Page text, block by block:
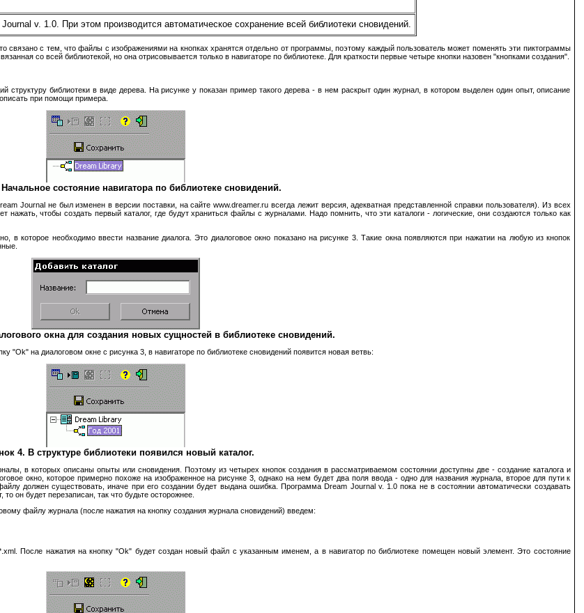
v. 1.0. При этом производится автоматическое сохранение всей библиотеки сновидений.
связано с тем, что файлы с изображениями на кнопках хранятся отдельно от программы, поэтому каждый пользователь может поменять эти пиктограммы
со всей библиотекой, но она отрисовывается только в навигаторе по библиотеке. Для краткости первые четыре кнопки назовен "кнопками создания".
структуру библиотеки в виде дерева. На рисунке у показан пример такого дерева - в нем раскрыт один журнал, в котором выделен один опыт, описание
при помощи примера.
состояние навигатора по библиотеке сновидений.
Journal не был изменен в версии поставки, на сайте www.dreamer.ru всегда лежит версия, адекватная представленной справки пользователя). Из всех
нажать, чтобы создать первый каталог, где будут храниться файлы с журналами. Надо помнить, что эти каталоги - логические, они создаются только как
в которое необходимо ввести название диалога. Это диалоговое окно показано на рисунке 3. Такие окна появляются при нажатии на любую из кнопок
окна для создания новых сущностей в библиотеке сновидений.
"Ok" на диалоговом окне с рисунка 3, в навигаторе по библиотеке сновидений появится новая ветвь:
4. В структуре библиотеки появился новый каталог.
в которых описаны опыты или сновидения. Поэтому из четырех кнопок создания в рассматриваемом состоянии доступны две - создание каталога и
окно, которое примерно похоже на изображенное на рисунке 3, однако на нем будет два поля ввода - одно для названия журнала, второе для пути к
должен существовать, иначе при его создании будет выдана ошибка. Программа Dream Journal v. 1.0 пока не в состоянии автоматически создавать
он будет перезаписан, так что будьте осторожнее.
файлу журнала (после нажатия на кнопку создания журнала сновидений) введем:
После нажатия на кнопку "Ok" будет создан новый файл с указанным именем, а в навигатор по библиотеке помещен новый элемент. Это состояние